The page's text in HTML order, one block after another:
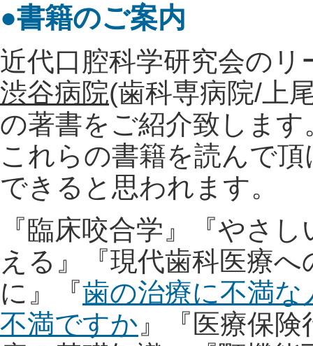
●書籍のご案内
近代口腔科学研究会のリ
渋谷病院(歯科専病院/上
の著書をご紹介致します
これらの書籍を読んで
できると思われます。
『臨床咬合学』『やさ
える』『現代歯科医療
に』『歯の治療に不満な
不満ですか 』『医療保